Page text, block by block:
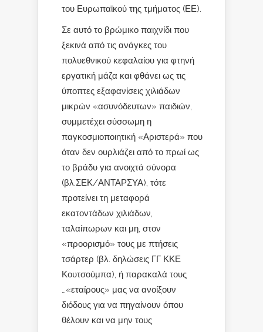
του Ευρωπαϊκού της τμήματος (ΕΕ).
Σε αυτό το βρώμικο παιχνίδι που
ξεκινά από τις ανάγκες του
πολυεθνικού κεφαλαίου για φτηνή
εργατική μάζα και φθάνει ως τις
ύποπτες εξαφανίσεις χιλιάδων
μικρών «ασυνόδευτων» παιδιών,
συμμετέχει σύσσωμη η
παγκοσμιοποιητική «Αριστερά» που
όταν δεν ουρλιάζει από το πρωί ως
το βράδυ για ανοιχτά σύνορα
(βλ.ΣΕΚ/ΑΝΤΑΡΣΥΑ), τότε
προτείνει τη μεταφορά
εκατοντάδων χιλιάδων,
ταλαίπωρων και μη, στον
«προορισμό» τους με πτήσεις
τσάρτερ (βλ. δηλώσεις ΓΓ ΚΚΕ
Κουτσούμπα), ή παρακαλά τους
…«εταίρους» μας να ανοίξουν
διόδους για να πηγαίνουν όπου
θέλουν και να μην τους